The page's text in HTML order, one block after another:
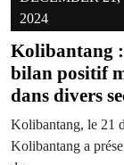
2024
Kolibantang
bilan positif
dans divers
Kolibantang, le 21
Kolibantang a